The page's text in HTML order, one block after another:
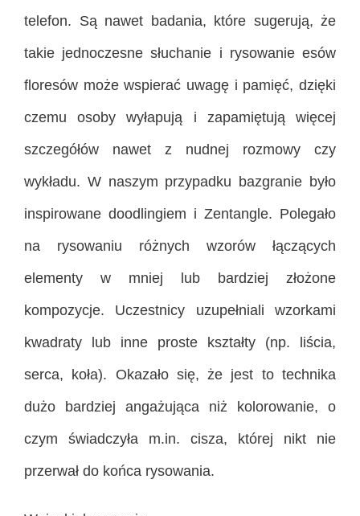
telefon. Są nawet badania, które sugerują, że
takie jednoczesne słuchanie i rysowanie esów
floresów może wspierać uwagę i pamięć, dzięki
czemu osoby wyłapują i zapamiętują więcej
szczegółów nawet z nudnej rozmowy czy
wykładu. W naszym przypadku bazgranie było
inspirowane doodlingiem i Zentangle. Polegało
na rysowaniu różnych wzorów łączących
elementy w mniej lub bardziej złożone
kompozycje. Uczestnicy uzupełniali wzorkami
kwadraty lub inne proste kształty (np. liścia,
serca, koła). Okazało się, że jest to technika
dużo bardziej angażująca niż kolorowanie, o
czym świadczyła m.in. cisza, której nikt nie
przerwał do końca rysowania.